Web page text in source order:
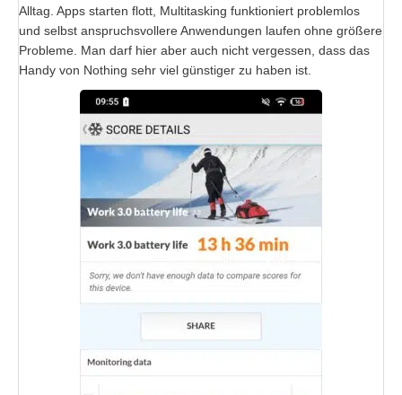
Alltag. Apps starten flott, Multitasking funktioniert problemlos
und selbst anspruchsvollere Anwendungen laufen ohne größere
Probleme. Man darf hier aber auch nicht vergessen, dass das
Handy von Nothing sehr viel günstiger zu haben ist.